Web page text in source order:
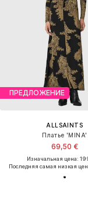
ПРЕДЛОЖЕНИЕ
ALLSAINTS
Платье 'MINA'
69,50 €
Изначальная цена:
Последняя самая низкая